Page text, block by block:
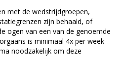
met de wedstrijdgroepen,
zijn behaald, of
ogen van een van de genoemde
is minimaal 4x per week
noodzakelijk om deze